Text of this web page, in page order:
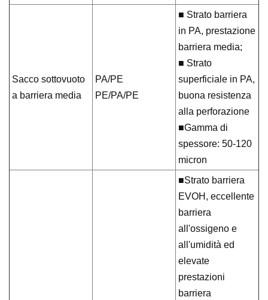
Sacco sottovuoto
a barriera media
PA/PE
PE/PA/PE
■ Strato barriera
in PA, prestazione
barriera media;
■ Strato
superficiale in PA,
buona resistenza
alla perforazione
■Gamma di
spessore: 50-120
micron
■Strato barriera
EVOH, eccellente
barriera
all'ossigeno e
all'umidità ed
elevate
prestazioni
barriera